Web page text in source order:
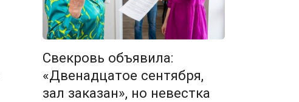
Свекровь объявила:
«Двенадцатое сентября,
зал заказан», но невестка